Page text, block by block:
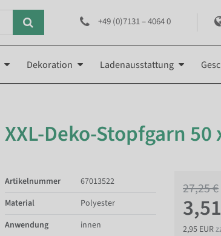
+49 (0)7131 – 4064 0
Dekoration Ladenausstattung
XXL-Deko-Stopfgarn 50
27,25 €
2,95 EUR
Artikelnummer
67013522
Material
Polyester
Anwendung
innen